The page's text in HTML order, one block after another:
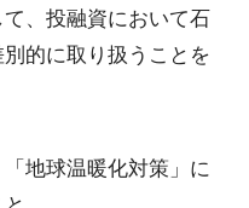
、投融資において石
的に取り扱うことを
地球温暖化対策」に